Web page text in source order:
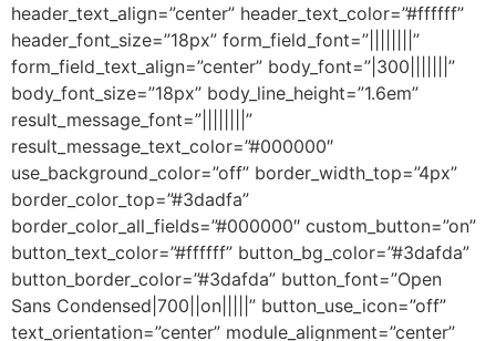
header_text_align=”center” header_text_color=”#ffffff”
header_font_size=”18px” form_field_font=”||||||||”
form_field_text_align=”center” body_font=”|300|||||||”
body_font_size=”18px” body_line_height=”1.6em”
result_message_font=”||||||||”
result_message_text_color=”#000000″
use_background_color=”off” border_width_top=”4px”
border_color_top=”#3dadfa”
border_color_all_fields=”#000000″ custom_button=”on”
button_text_color=”#ffffff” button_bg_color=”#3dafda”
button_border_color=”#3dafda” button_font=”Open
Sans Condensed|700||on|||||” button_use_icon=”off”
text_orientation=”center” module_alignment=”center”